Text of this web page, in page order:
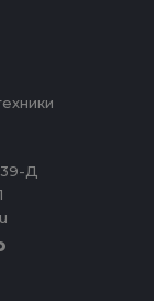
39-Д